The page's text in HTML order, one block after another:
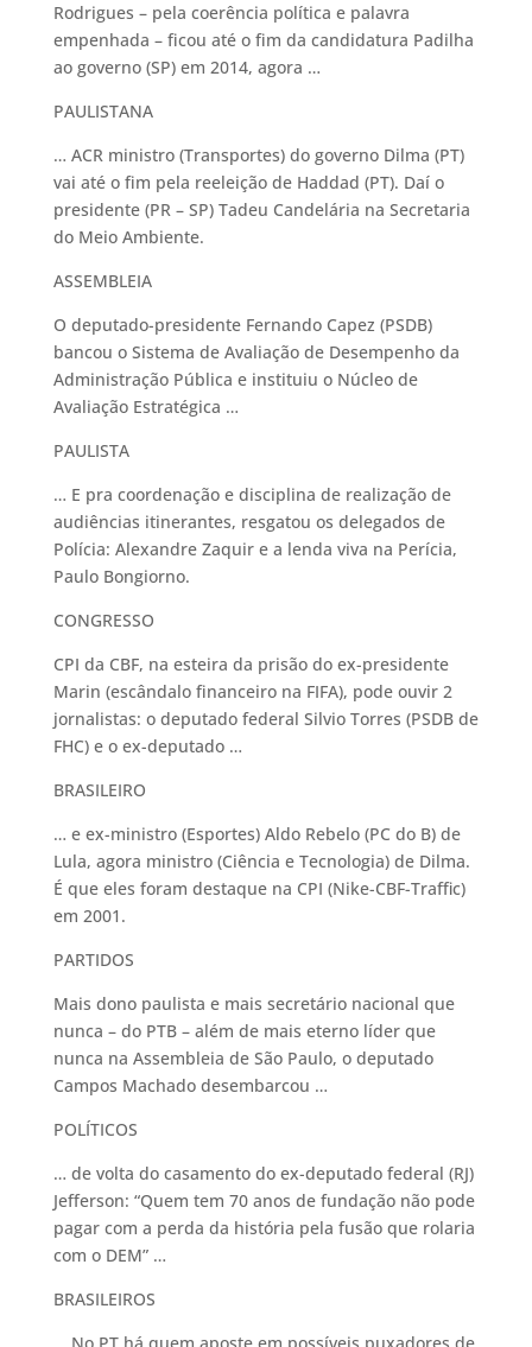
Rodrigues – pela coerência política e palavra
empenhada – ficou até o fim da candidatura Padilha
ao governo (SP) em 2014, agora …
PAULISTANA
… ACR ministro (Transportes) do governo Dilma (PT)
vai até o fim pela reeleição de Haddad (PT). Daí o
presidente (PR – SP) Tadeu Candelária na Secretaria
do Meio Ambiente.
ASSEMBLEIA
O deputado-presidente Fernando Capez (PSDB)
bancou o Sistema de Avaliação de Desempenho da
Administração Pública e instituiu o Núcleo de
Avaliação Estratégica …
PAULISTA
… E pra coordenação e disciplina de realização de
audiências itinerantes, resgatou os delegados de
Polícia: Alexandre Zaquir e a lenda viva na Perícia,
Paulo Bongiorno.
CONGRESSO
CPI da CBF, na esteira da prisão do ex-presidente
Marin (escândalo financeiro na FIFA), pode ouvir 2
jornalistas: o deputado federal Silvio Torres (PSDB de
FHC) e o ex-deputado …
BRASILEIRO
… e ex-ministro (Esportes) Aldo Rebelo (PC do B) de
Lula, agora ministro (Ciência e Tecnologia) de Dilma.
É que eles foram destaque na CPI (Nike-CBF-Traffic)
em 2001.
PARTIDOS
Mais dono paulista e mais secretário nacional que
nunca – do PTB – além de mais eterno líder que
nunca na Assembleia de São Paulo, o deputado
Campos Machado desembarcou …
POLÍTICOS
… de volta do casamento do ex-deputado federal (RJ)
Jefferson: “Quem tem 70 anos de fundação não pode
pagar com a perda da história pela fusão que rolaria
com o DEM” …
BRASILEIROS